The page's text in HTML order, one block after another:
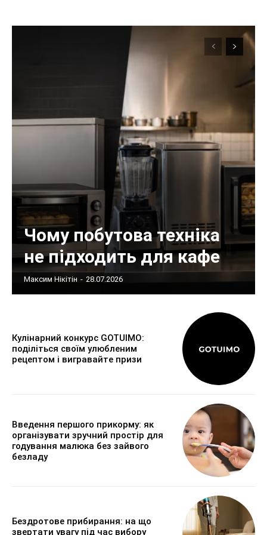
Чому побутова техніка
не підходить для кафе
Максим Нікітін - 28.07.2026
Кулінарний конкурс GOTUIMO:
поділіться своїм улюбленим
рецептом і вигравайте призи
Введення першого прикорму: як
організувати зручний простір для
годування малюка без зайвого
безладу
Бездротове прибирання: на що
звертати увагу під час вибору